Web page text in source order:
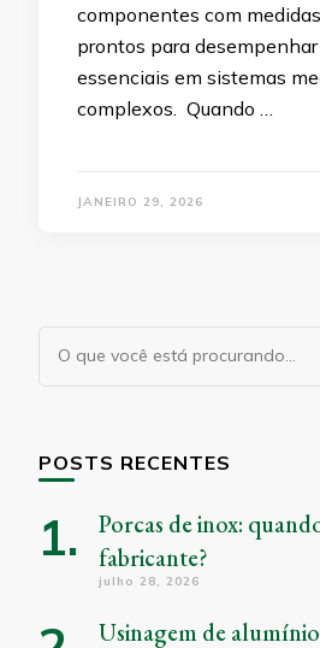
componentes com
prontos para
essenciais em sistemas
complexos. Quando …
JANEIRO 29, 2026
Procurando
algo?
POSTS RECENTES
Porcas de inox:
fabricante?
julho 28, 2026
Usinagem de